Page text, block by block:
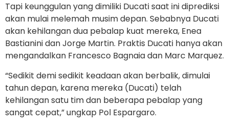
Tapi keunggulan yang dimiliki Ducati saat ini diprediksi
akan mulai melemah musim depan. Sebabnya Ducati
akan kehilangan dua pebalap kuat mereka, Enea
Bastianini dan Jorge Martin. Praktis Ducati hanya akan
mengandalkan Francesco Bagnaia dan Marc Marquez.
“Sedikit demi sedikit keadaan akan berbalik, dimulai
tahun depan, karena mereka (Ducati) telah
kehilangan satu tim dan beberapa pebalap yang
sangat cepat,” ungkap Pol Espargaro.